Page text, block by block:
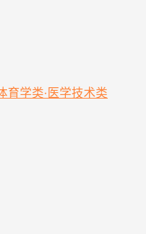
育学类·医学技术类